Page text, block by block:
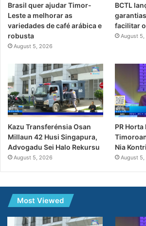
Brasil quer ajudar Timor-
Leste a melhorar as
variedades de café arábica e
robusta
August 5, 2026
BCTL
facilitar
August
Kazu Transferénsia Osan
Millaun 42 Husi Singapura,
Advogadu Sei Halo Rekursu
August 5, 2026
PR
Nia
August
Most Viewed